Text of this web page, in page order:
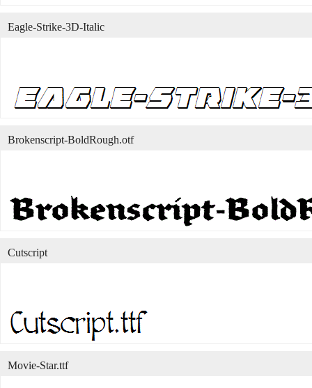
Eagle-Strike-3D-Italic
Brokenscript-BoldRough.otf
Cutscript
Movie-Star.ttf